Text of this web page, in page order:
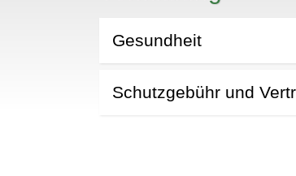
Gesundheit
Schutzgebühr und